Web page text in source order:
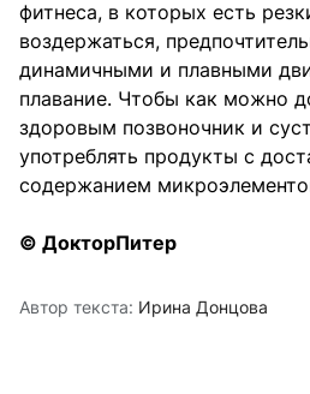
фитнеса, в которых есть
воздержаться,
динамичными и плавными
плавание. Чтобы как можно
здоровым позвоночник и
употреблять продукты с
содержанием
© ДокторПитер
Автор текста: Ирина Донцова